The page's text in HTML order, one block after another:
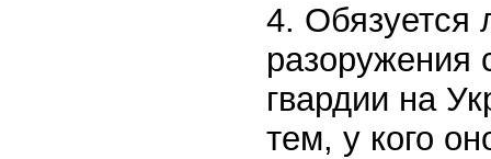
4. Обязуется
разоружения
гвардии на
тем, у кого